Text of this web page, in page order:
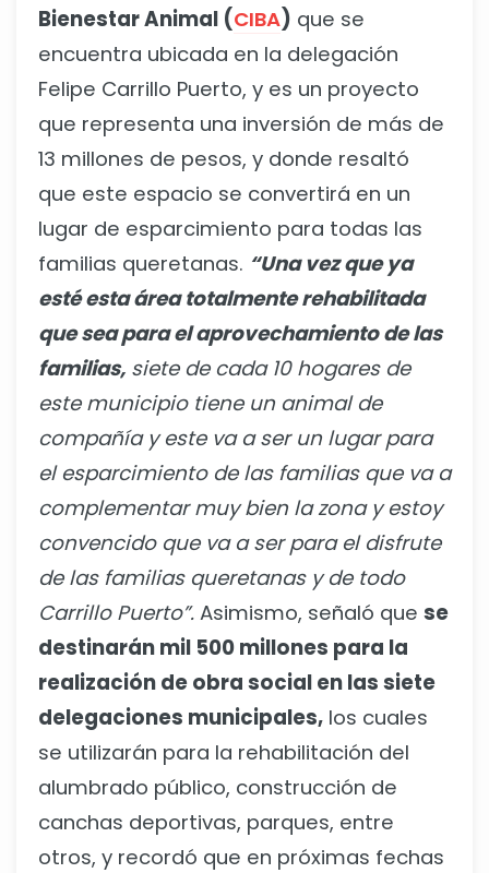
Bienestar Animal (CIBA) que se
encuentra ubicada en la delegación
Felipe Carrillo Puerto, y es un proyecto
que representa una inversión de más de
13 millones de pesos, y donde resaltó
que este espacio se convertirá en un
lugar de esparcimiento para todas las
familias queretanas. “Una vez que ya
esté esta área totalmente rehabilitada
que sea para el aprovechamiento de las
familias, siete de cada 10 hogares de
este municipio tiene un animal de
compañía y este va a ser un lugar para
el esparcimiento de las familias que va a
complementar muy bien la zona y estoy
convencido que va a ser para el disfrute
de las familias queretanas y de todo
Carrillo Puerto”. Asimismo, señaló que se
destinarán mil 500 millones para la
realización de obra social en las siete
delegaciones municipales, los cuales
se utilizarán para la rehabilitación del
alumbrado público, construcción de
canchas deportivas, parques, entre
otros, y recordó que en próximas fechas